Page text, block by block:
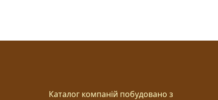
Каталог компаній побудовано з